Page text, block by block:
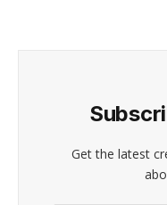
Get the latest